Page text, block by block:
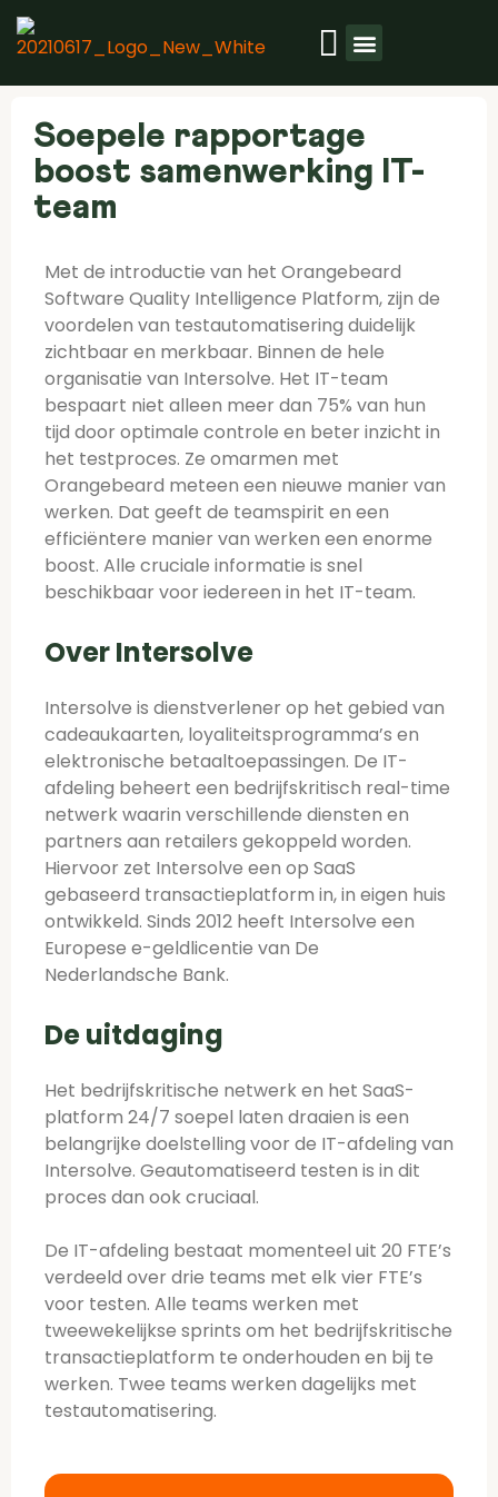
Soepele rapportage
boost samenwerking IT-
team
Met de introductie van het Orangebeard
Software Quality Intelligence Platform, zijn de
voordelen van testautomatisering duidelijk
zichtbaar en merkbaar. Binnen de hele
organisatie van Intersolve. Het IT-team
bespaart niet alleen meer dan 75% van hun
tijd door optimale controle en beter inzicht in
het testproces. Ze omarmen met
Orangebeard meteen een nieuwe manier van
werken. Dat geeft de teamspirit en een
efficiëntere manier van werken een enorme
boost. Alle cruciale informatie is snel
beschikbaar voor iedereen in het IT-team.
Over Intersolve
Intersolve is dienstverlener op het gebied van
cadeaukaarten, loyaliteitsprogramma’s en
elektronische betaaltoepassingen. De IT-
afdeling beheert een bedrijfskritisch real-time
netwerk waarin verschillende diensten en
partners aan retailers gekoppeld worden.
Hiervoor zet Intersolve een op SaaS
gebaseerd transactieplatform in, in eigen huis
ontwikkeld. Sinds 2012 heeft Intersolve een
Europese e-geldlicentie van De
Nederlandsche Bank.
De uitdaging
Het bedrijfskritische netwerk en het SaaS-
platform 24/7 soepel laten draaien is een
belangrijke doelstelling voor de IT-afdeling van
Intersolve. Geautomatiseerd testen is in dit
proces dan ook cruciaal.
De IT-afdeling bestaat momenteel uit 20 FTE’s
verdeeld over drie teams met elk vier FTE’s
voor testen. Alle teams werken met
tweewekelijkse sprints om het bedrijfskritische
transactieplatform te onderhouden en bij te
werken. Twee teams werken dagelijks met
testautomatisering.